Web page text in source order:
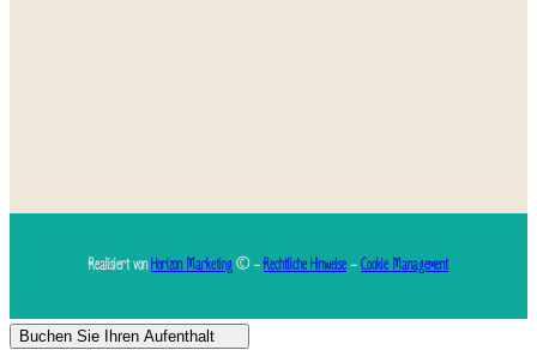
Realisiert vonHorizon Marketing© –Rechtliche Hinweise–Cookie Management
Buchen Sie Ihren Aufenthalt